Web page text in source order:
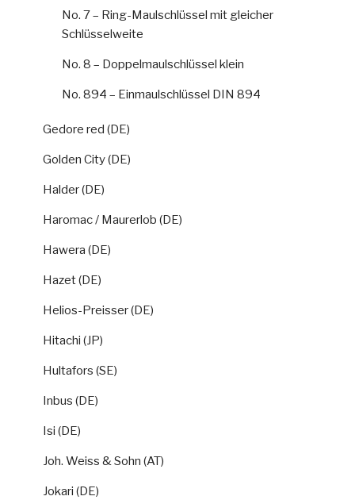
No. 7 – Ring-Maulschlüssel mit gleicher
Schlüsselweite
No. 8 – Doppelmaulschlüssel klein
No. 894 – Einmaulschlüssel DIN 894
Gedore red (DE)
Golden City (DE)
Halder (DE)
Haromac / Maurerlob (DE)
Hawera (DE)
Hazet (DE)
Helios-Preisser (DE)
Hitachi (JP)
Hultafors (SE)
Inbus (DE)
Isi (DE)
Joh. Weiss & Sohn (AT)
Jokari (DE)